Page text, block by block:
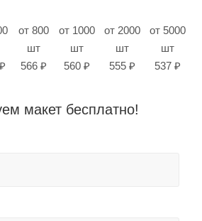
от 800
шт
566 ₽
от 1000
шт
560 ₽
от 2000
шт
555 ₽
от 5000
шт
537 ₽
макет бесплатно!